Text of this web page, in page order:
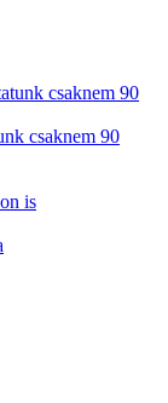
csaknem 90
is